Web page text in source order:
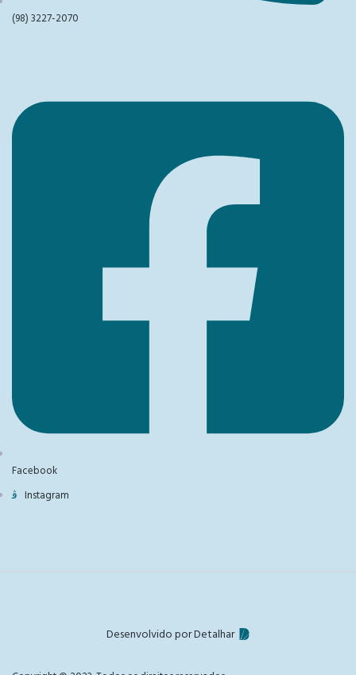
(98) 3227-2070
Facebook
Instagram
Desenvolvido por Detalhar